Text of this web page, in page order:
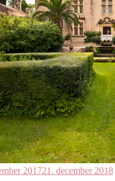
201721. december 2018